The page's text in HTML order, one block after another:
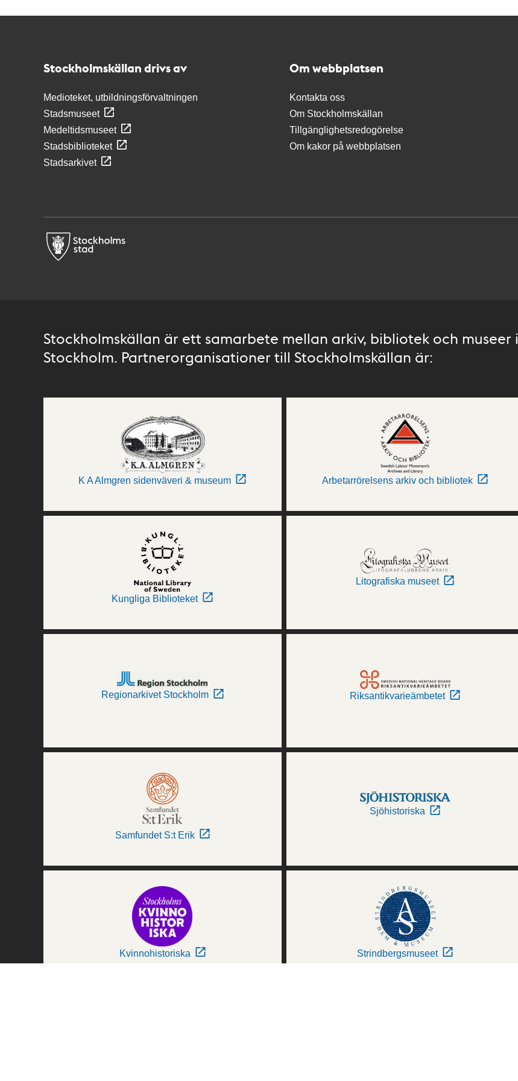
Stockholmskällan drivs av
Medioteket, utbildningsförvaltningen
Stadsmuseet
Medeltidsmuseet
Stadsbiblioteket
Stadsarkivet
Om webbplatsen
Kontakta oss
Om Stockholmskällan
Tillgänglighetsredogörelse
Om kakor på webbplatsen
Stockholmskällan är ett samarbete mellan arkiv, bibliotek och museer i
Stockholm. Partnerorganisationer till Stockholmskällan är:
K A Almgren sidenväveri & museum Arbetarrörelsens arkiv och bibliotek
Kungliga Biblioteket
Litografiska museet
Regionarkivet Stockholm Riksantikvarieämbetet
Samfundet S:t Erik
Sjöhistoriska
Kvinnohistoriska Strindbergsmuseet